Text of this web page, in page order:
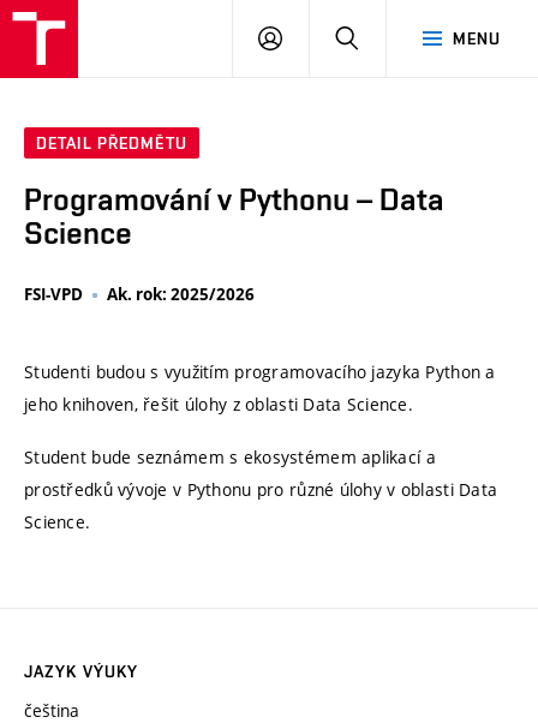
MENU
PŘIHLÁSIT
DETAIL PŘEDMĚTU
Programování v Pythonu – Data
Science
FSI-VPD Ak. rok: 2025/2026
Studenti budou s využitím programovacího jazyka Python a
jeho knihoven, řešit úlohy z oblasti Data Science.
Student bude seznámem s ekosystémem aplikací a
prostředků vývoje v Pythonu pro různé úlohy v oblasti Data
Science.
JAZYK VÝUKY
čeština